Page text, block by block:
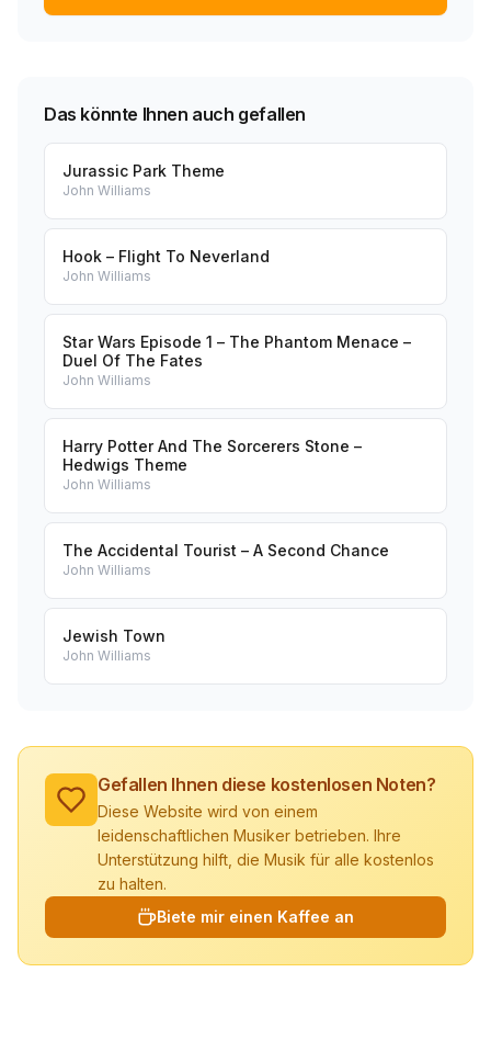
Das könnte Ihnen auch gefallen
Jurassic Park Theme
John Williams
Hook – Flight To Neverland
John Williams
Star Wars Episode 1 – The Phantom Menace –
Duel Of The Fates
John Williams
Harry Potter And The Sorcerers Stone –
Hedwigs Theme
John Williams
The Accidental Tourist – A Second Chance
John Williams
Jewish Town
John Williams
Gefallen Ihnen diese kostenlosen Noten?
Diese Website wird von einem
leidenschaftlichen Musiker betrieben. Ihre
Unterstützung hilft, die Musik für alle kostenlos
zu halten.
Biete mir einen Kaffee an